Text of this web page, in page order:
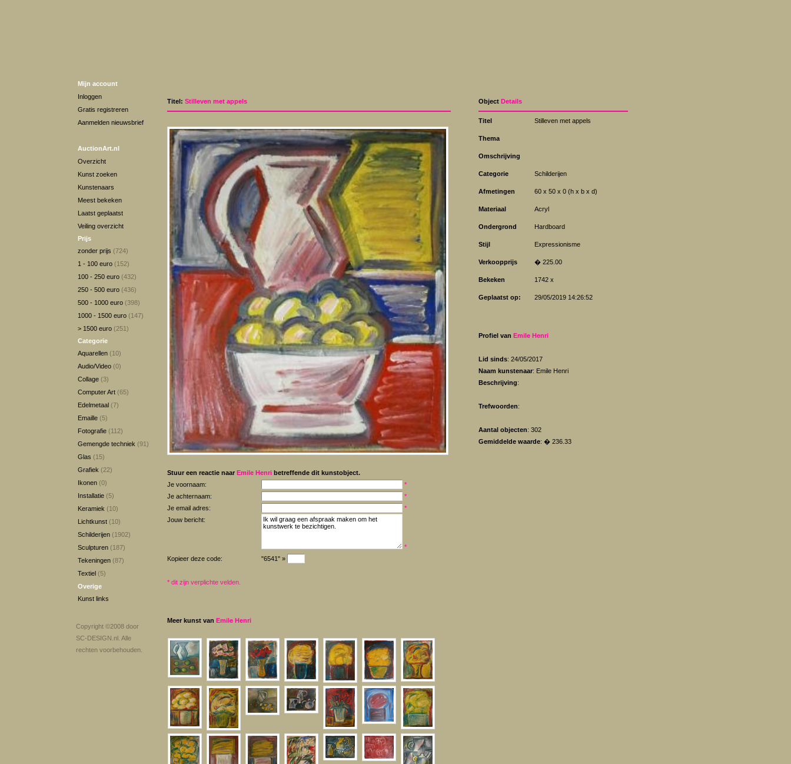
Mijn account
Inloggen
Gratis registreren
Aanmelden nieuwsbrief
AuctionArt.nl
Overzicht
Kunst zoeken
Kunstenaars
Meest bekeken
Laatst geplaatst
Veiling overzicht
Prijs
zonder prijs (724)
1 - 100 euro (152)
100 - 250 euro (432)
250 - 500 euro (436)
500 - 1000 euro (398)
1000 - 1500 euro (147)
> 1500 euro (251)
Categorie
Aquarellen (10)
Audio/Video (0)
Collage (3)
Computer Art (65)
Edelmetaal (7)
Emaille (5)
Fotografie (112)
Gemengde techniek (91)
Glas (15)
Grafiek (22)
Ikonen (0)
Installatie (5)
Keramiek (10)
Lichtkunst (10)
Schilderijen (1902)
Sculpturen (187)
Tekeningen (87)
Textiel (5)
Overige
Kunst links
Copyright ©2008 door
SC-DESIGN.nl . Alle
rechten voorbehouden.
Titel: Stilleven met appels
Stuur een reactie naar Emile Henri betreffende dit kunstobject.
Je voornaam:
*
Je achternaam:
*
Je email adres:
*
Jouw bericht:
*
Kopieer deze code:
"6541" »
* dit zijn verplichte velden.
Meer kunst van Emile Henri
Object Details
Titel Stilleven met appels
Thema
Omschrijving
Categorie Schilderijen
Afmetingen 60 x 50 x 0 (h x b x d)
Materiaal Acryl
Ondergrond Hardboard
Stijl Expressionisme
Verkoopprijs � 225.00
Bekeken 1742 x
Geplaatst op: 29/05/2019 14:26:52
Profiel van Emile Henri
Lid sinds: 24/05/2017
Naam kunstenaar: Emile Henri
Beschrijving:
Trefwoorden:
Aantal objecten: 302
Gemiddelde waarde: � 236.33